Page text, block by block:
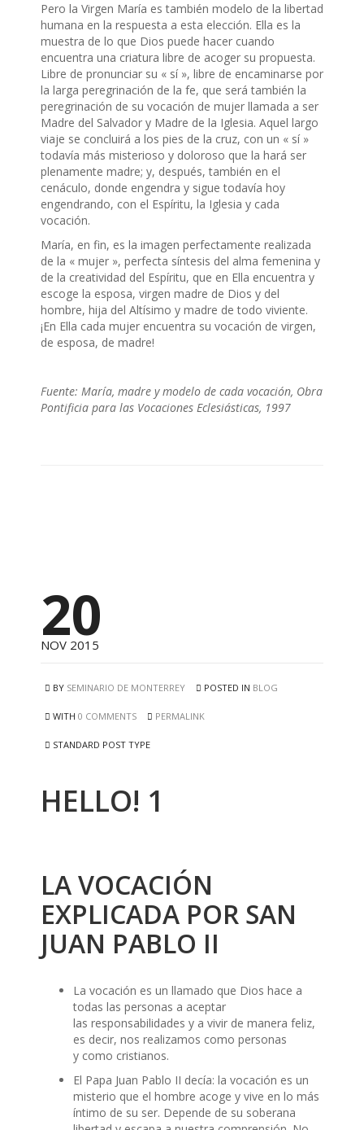
Pero la Virgen María es también modelo de la libertad
humana en la respuesta a esta elección. Ella es la
muestra de lo que Dios puede hacer cuando
encuentra una criatura libre de acoger su propuesta.
Libre de pronunciar su « sí », libre de encaminarse por
la larga peregrinación de la fe, que será también la
peregrinación de su vocación de mujer llamada a ser
Madre del Salvador y Madre de la Iglesia. Aquel largo
viaje se concluirá a los pies de la cruz, con un « sí »
todavía más misterioso y doloroso que la hará ser
plenamente madre; y, después, también en el
cenáculo, donde engendra y sigue todavía hoy
engendrando, con el Espíritu, la Iglesia y cada
vocación.
María, en fin, es la imagen perfectamente realizada
de la « mujer », perfecta síntesis del alma femenina y
de la creatividad del Espíritu, que en Ella encuentra y
escoge la esposa, virgen madre de Dios y del
hombre, hija del Altísimo y madre de todo viviente.
¡En Ella cada mujer encuentra su vocación de virgen,
de esposa, de madre!
Fuente: María, madre y modelo de cada vocación, Obra
Pontificia para las Vocaciones Eclesiásticas, 1997
20
NOV 2015
BY SEMINARIO DE MONTERREY POSTED IN BLOG
WITH 0 COMMENTS PERMALINK
STANDARD POST TYPE
HELLO! 1
LA VOCACIÓN
EXPLICADA POR SAN
JUAN PABLO II
La vocación es un llamado que Dios hace a
todas las personas a aceptar
las responsabilidades y a vivir de manera feliz,
es decir, nos realizamos como personas
y como cristianos.
El Papa Juan Pablo II decía: la vocación es un
misterio que el hombre acoge y vive en lo más
íntimo de su ser. Depende de su soberana